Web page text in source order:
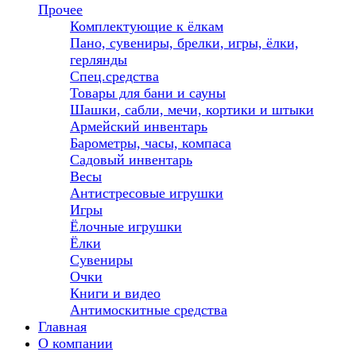
Прочее
Комплектующие к ёлкам
Пано, сувениры, брелки, игры, ёлки,
герлянды
Спец.средства
Товары для бани и сауны
Шашки, сабли, мечи, кортики и штыки
Армейский инвентарь
Барометры, часы, компаса
Садовый инвентарь
Весы
Антистресовые игрушки
Игры
Ёлочные игрушки
Ёлки
Сувениры
Очки
Книги и видео
Антимоскитные средства
Главная
О компании